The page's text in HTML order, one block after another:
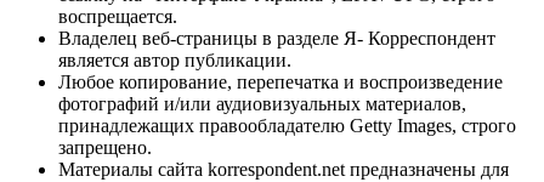
воспрещается.
Владелец веб-страницы в разделе Я- Корреспондент
является автор публикации.
Любое копирование, перепечатка и воспроизведение
фотографий и/или аудиовизуальных материалов,
принадлежащих правообладателю Getty Images, строго
запрещено.
Материалы сайта korrespondent.net предназначены для